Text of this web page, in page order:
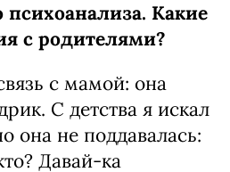
психоанализа. Какие
с родителями?
с мамой: она
С детства я искал
она не поддавалась:
Давай-ка